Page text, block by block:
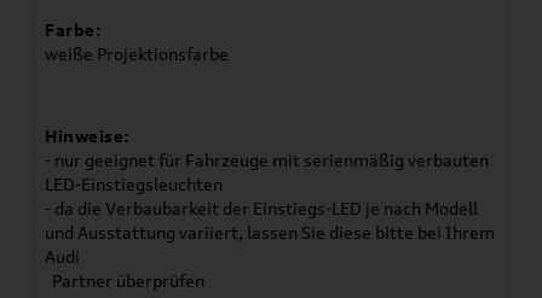
Farbe:
weiße Projektionsfarbe
Hinweise:
- nur geeignet für Fahrzeuge mit serienmäßig verbauten
LED-Einstiegsleuchten
- da die Verbaubarkeit der Einstiegs-LED je nach Modell
und Ausstattung variiert, lassen Sie diese bitte bei Ihrem
Audi
Partner überprüfen